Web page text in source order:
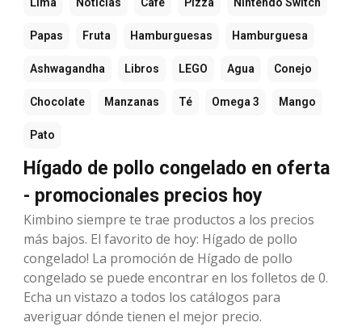
Papas Fruta Hamburguesas Hamburguesa
Ashwagandha Libros LEGO Agua Conejo
Chocolate Manzanas Té Omega 3 Mango
Pato
Hígado de pollo congelado en oferta
- promocionales precios hoy
Kimbino siempre te trae productos a los precios
más bajos. El favorito de hoy: Hígado de pollo
congelado! La promoción de Hígado de pollo
congelado se puede encontrar en los folletos de 0.
Echa un vistazo a todos los catálogos para
averiguar dónde tienen el mejor precio.